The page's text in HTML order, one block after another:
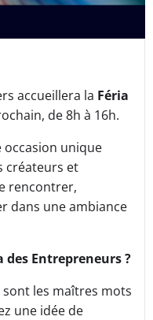
accueillera la Féria
de 8h à 16h.
occasion unique
créateurs et
rencontrer,
dans une ambiance
Entrepreneurs ?
sont les maîtres mots
une idée de